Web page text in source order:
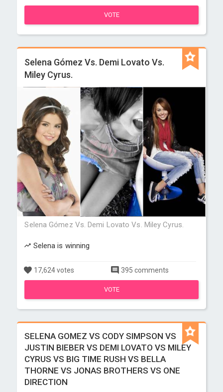
VOTE
Selena Gómez Vs. Demi Lovato Vs.
Miley Cyrus.
Selena Gómez Vs. Demi Lovato Vs. Miley Cyrus.
Selena is winning
17,624 votes 395 comments
VOTE
SELENA GOMEZ VS CODY SIMPSON VS
JUSTIN BIEBER VS DEMI LOVATO VS MILEY
CYRUS VS BIG TIME RUSH VS BELLA
THORNE VS JONAS BROTHERS VS ONE
DIRECTION